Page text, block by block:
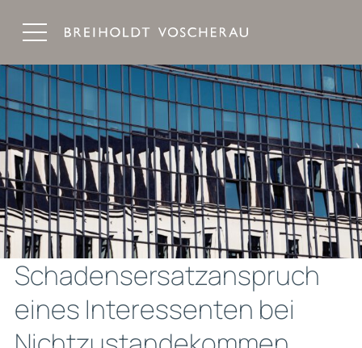
Schadensersatzanspruch
eines Interessenten bei